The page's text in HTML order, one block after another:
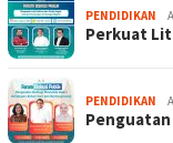
PENDIDIKAN
Perkuat
PENDIDIKAN